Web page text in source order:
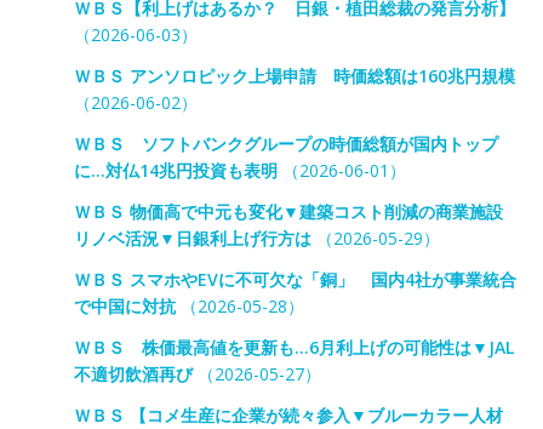
ＷＢＳ【利上げはあるか？ 日銀・植田総裁の発言分析】
（2026-06-03）
ＷＢＳ アンソロピック上場申請 時価総額は160兆円規模
（2026-06-02）
ＷＢＳ ソフトバンクグループの時価総額が国内トップ
に…対仏14兆円投資も表明 （2026-06-01）
ＷＢＳ 物価高で中元も変化▼建築コスト削減の商業施設
リノベ活況▼日銀利上げ行方は（2026-05-29）
ＷＢＳ スマホやEVに不可欠な「銅」 国内4社が事業統合
で中国に対抗（2026-05-28）
ＷＢＳ 株価最高値を更新も…6月利上げの可能性は▼JAL
不適切飲酒再び（2026-05-27）
ＷＢＳ 【コメ生産に企業が続々参入▼ブルーカラー人材